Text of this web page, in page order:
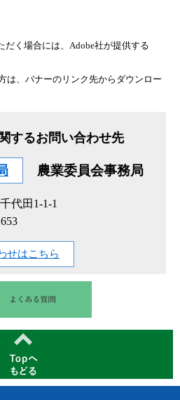
だく場合には、Adobe社が提供する
は、バナーのリンク先からダウンロー
するお問い合わせ先
農業委員会事務局
代田1-1-1
せはこちら